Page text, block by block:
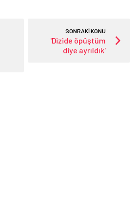
SONRAKİ KONU
'Dizide öpüştüm
diye ayrıldık'